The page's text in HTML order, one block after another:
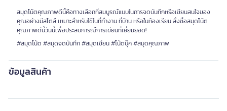
สมุดโน้ตคุณภาพดีนี้คือทางเลือกที่สมบูรณ์แบบในการจดบันทึกหรือเขียนสนใจของ
คุณอย่างมีสไตล์ เหมาะสำหรับใช้ในที่ทำงาน ที่บ้าน หรือในห้องเรียน สั่งซื้อสมุดโน้ต
คุณภาพดีนี้วันนี้เพื่อประสบการณ์การเขียนที่เยี่ยมยอด!
#สมุดโน้ต #สมุดจดบันทึก #สมุดเขียน #โน้ตบุ๊ค #สมุดคุณภาพ
ข้อมูลสินค้า